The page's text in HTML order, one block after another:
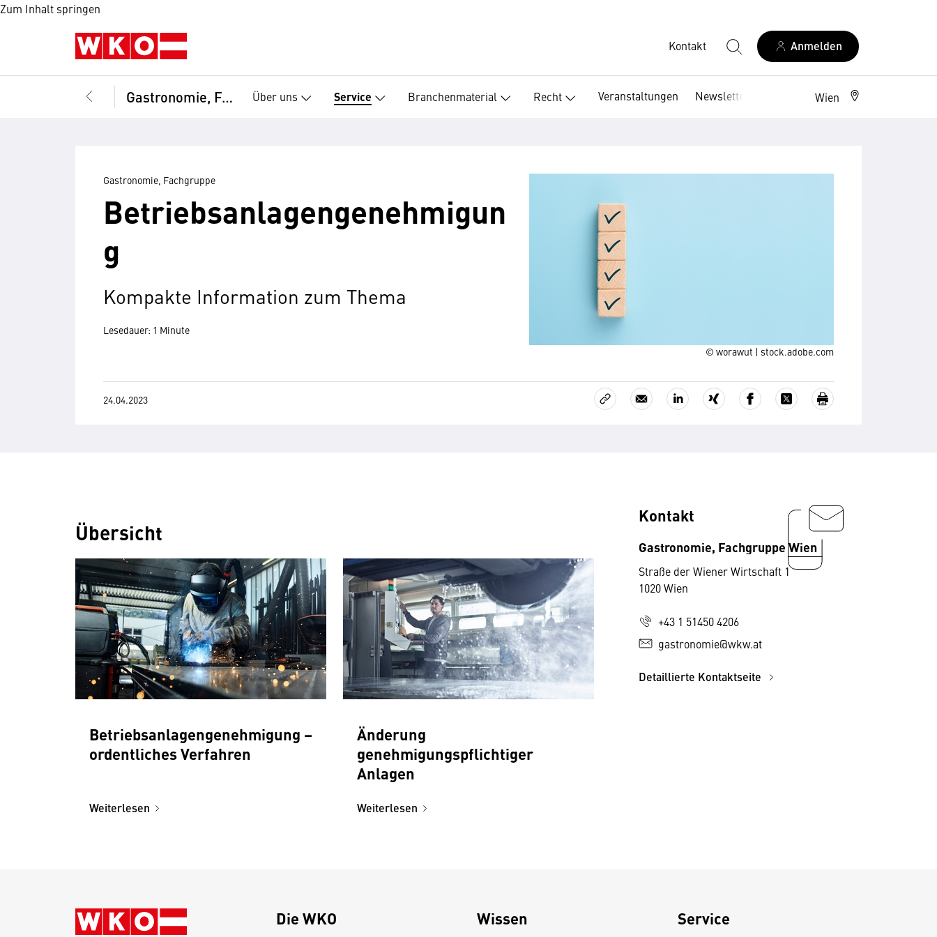
Zum Inhalt springen
Kontakt Anmelden
Gastronomie, Fachgruppe Über uns Service Branchenmaterial Recht Veranstaltungen Newsletter Wien
© worawut | stock.adobe.com
Gastronomie, Fachgruppe
Betriebsanlagengenehmigun
g
Kompakte Information zum Thema
Lesedauer: 1 Minute
24.04.2023
Übersicht
Betriebsanlagengenehmigung –
ordentliches Verfahren
Weiterlesen
Änderung
genehmigungspflichtiger
Anlagen
Weiterlesen
Kontakt
Gastronomie, Fachgruppe Wien
Straße der Wiener Wirtschaft 1
1020 Wien
+43 1 51450 4206
gastronomie@wkw.at
Detaillierte Kontaktseite
Die WKO Wissen Service